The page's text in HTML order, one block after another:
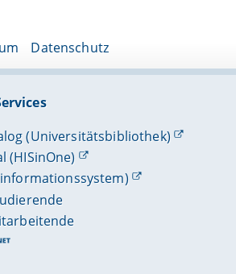
Datenschutz
(Universitätsbibliothek)
(HISinOne)